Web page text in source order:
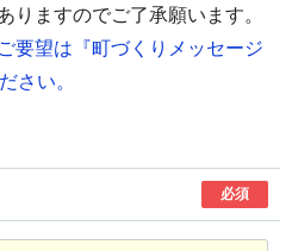
りますのでご了承願います。
要望は『町づくりメッセージ
さい。
必須